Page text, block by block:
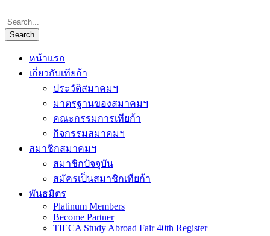
หน้าแรก
เกี่ยวกับเทียก้า
ประวัติสมาคมฯ
มาตรฐานของสมาคมฯ
คณะกรรมการเทียก้า
กิจกรรมสมาคมฯ
สมาชิกสมาคมฯ
สมาชิกปัจจุบัน
สมัครเป็นสมาชิกเทียก้า
พันธมิตร
Platinum Members
Become Partner
TIECA Study Abroad Fair 40th Register